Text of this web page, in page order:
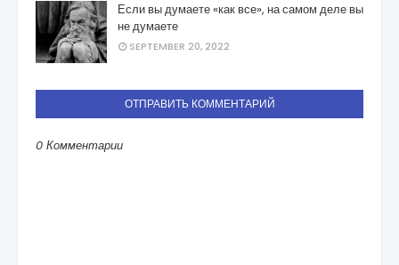
Если вы думаете «как все», на самом деле вы
не думаете
SEPTEMBER 20, 2022
ОТПРАВИТЬ КОММЕНТАРИЙ
0 Комментарии